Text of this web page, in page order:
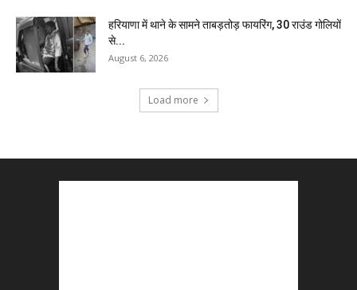
हरियाणा में थाने के सामने ताबड़तोड़ फायरिंग, 30 राउंड गोलियों
से...
August 6, 2026
Load more